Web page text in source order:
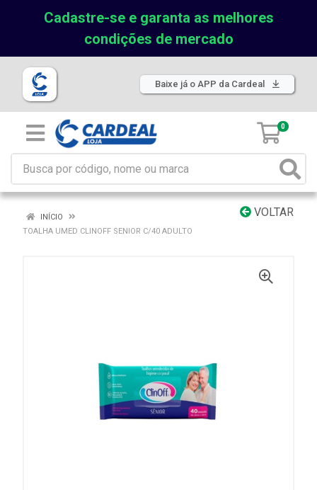
Cadastre-se e garanta as melhores
condições de mercado
Baixe já o APP da Cardeal
0
VOLTAR
INÍCIO
TOALHA UMED CLINOFF SENIOR C/40 ADULTO